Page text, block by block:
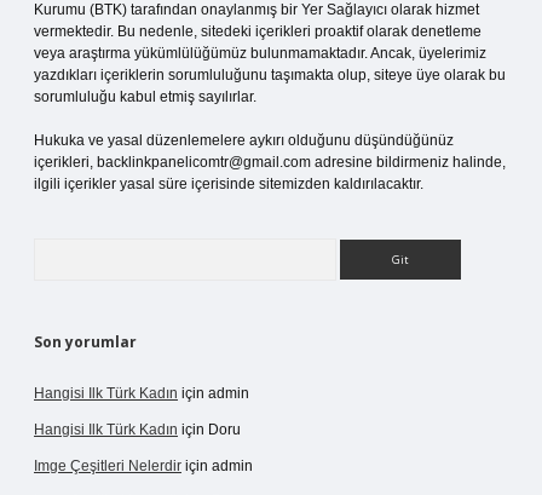
Kurumu (BTK) tarafından onaylanmış bir Yer Sağlayıcı olarak hizmet
vermektedir. Bu nedenle, sitedeki içerikleri proaktif olarak denetleme
veya araştırma yükümlülüğümüz bulunmamaktadır. Ancak, üyelerimiz
yazdıkları içeriklerin sorumluluğunu taşımakta olup, siteye üye olarak bu
sorumluluğu kabul etmiş sayılırlar.
Hukuka ve yasal düzenlemelere aykırı olduğunu düşündüğünüz
içerikleri, backlinkpanelicomtr@gmail.com adresine bildirmeniz halinde,
ilgili içerikler yasal süre içerisinde sitemizden kaldırılacaktır.
Son yorumlar
Hangisi Ilk Türk Kadın için admin
Hangisi Ilk Türk Kadın için Doru
Imge Çeşitleri Nelerdir için admin